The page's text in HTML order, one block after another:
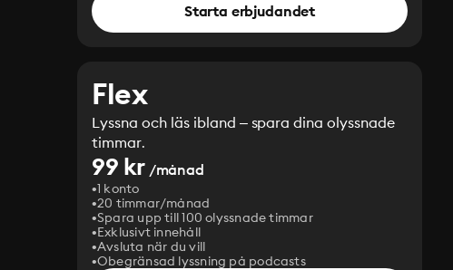
Starta erbjudandet
Flex
Lyssna och läs ibland – spara dina olyssnade
timmar.
99 kr/månad
1 konto
20 timmar/månad
Spara upp till 100 olyssnade timmar
Exklusivt innehåll
Avsluta när du vill
Obegränsad lyssning på podcasts